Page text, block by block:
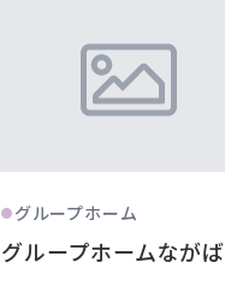
● グループホーム
グループホームながば